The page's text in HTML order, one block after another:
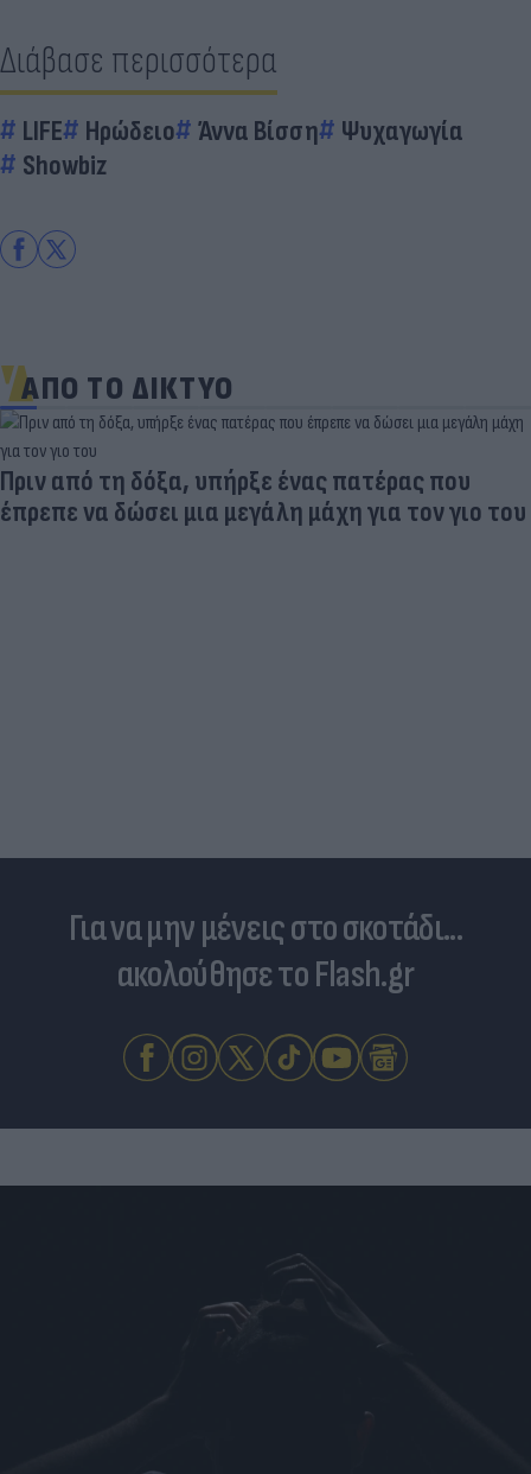
Διάβασε περισσότερα
LIFE Ηρώδειο Άννα Βίσση
Ψυχαγωγία
Showbiz
ΑΠΟ ΤΟ ΔΙΚΤΥΟ
Aγνώριστος στα 55 του ο θρύλος του παγκόσμιου
αθλητισμού (photo)
Για να μην μένεις στο σκοτάδι...
ακολούθησε το Flash.gr